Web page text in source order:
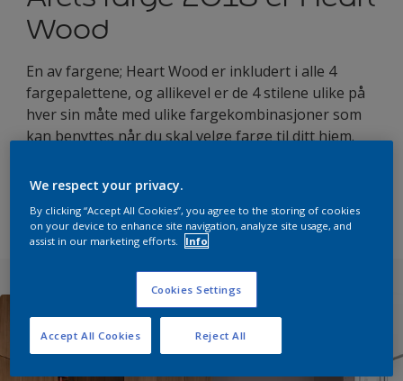
Wood
En av fargene; Heart Wood er inkludert i alle 4
fargepalettene, og allikevel er de 4 stilene ulike på
hver sin måte med ulike fargekombinasjoner som
kan benyttes når du skal velge farge til ditt hjem.
Velg stil og fargepalett
We respect your privacy.
By clicking “Accept All Cookies”, you agree to the storing of cookies
on your device to enhance site navigation, analyze site usage, and
assist in our marketing efforts.
Info
Cookies Settings
Reject All
Accept All Cookies